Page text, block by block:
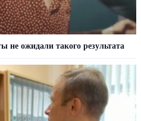
ожидали такого результата